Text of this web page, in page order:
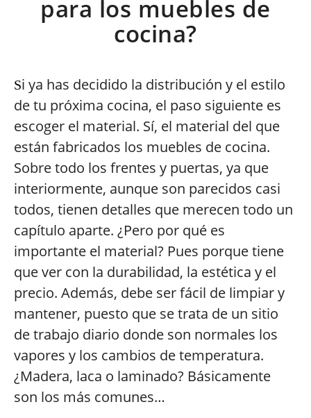
para los muebles de
cocina?
Si ya has decidido la distribución y el estilo
de tu próxima cocina, el paso siguiente es
escoger el material. Sí, el material del que
están fabricados los muebles de cocina.
Sobre todo los frentes y puertas, ya que
interiormente, aunque son parecidos casi
todos, tienen detalles que merecen todo un
capítulo aparte. ¿Pero por qué es
importante el material? Pues porque tiene
que ver con la durabilidad, la estética y el
precio. Además, debe ser fácil de limpiar y
mantener, puesto que se trata de un sitio
de trabajo diario donde son normales los
vapores y los cambios de temperatura.
¿Madera, laca o laminado? Básicamente
son los más comunes…